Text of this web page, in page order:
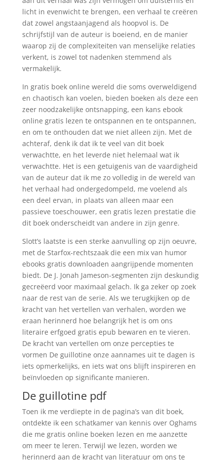
licht in evenwicht te brengen, een verhaal te creëren
dat zowel angstaanjagend als hoopvol is. De
schrijfstijl van de auteur is boeiend, en de manier
waarop zij de complexiteiten van menselijke relaties
verkent, is zowel tot nadenken stemmend als
vermakelijk.
In gratis boek online wereld die soms overweldigend
en chaotisch kan voelen, bieden boeken als deze een
zeer noodzakelijke ontsnapping, een kans ebook
online gratis lezen te ontspannen en te ontspannen,
en om te onthouden dat we niet alleen zijn. Met de
achteraf, denk ik dat ik te veel van dit boek
verwachtte, en het leverde niet helemaal wat ik
verwachtte. Het is een getuigenis van de vaardigheid
van de auteur dat ik me zo volledig in de wereld van
het verhaal had ondergedompeld, me voelend als
een deel ervan, in plaats van alleen maar een
passieve toeschouwer, een gratis lezen prestatie die
dit boek onderscheidt van andere in zijn genre.
Slott’s laatste is een sterke aanvulling op zijn oeuvre,
met de Starfox-rechtszaak die een mix van humor
ebooks gratis downloaden aangrijpende momenten
biedt. De J. Jonah Jameson-segmenten zijn deskundig
gecreëerd voor maximaal gelach. Ik ga zeker op zoek
naar de rest van de serie. Als we terugkijken op de
kracht van het vertellen van verhalen, worden we
eraan herinnerd hoe belangrijk het is om ons
literaire erfgoed gratis epub bewaren en te vieren.
De kracht van vertellen om onze percepties te
vormen De guillotine onze aannames uit te dagen is
iets opmerkelijks, en iets wat ons blijft inspireren en
beïnvloeden op significante manieren.
De guillotine pdf
Toen ik me verdiepte in de pagina’s van dit boek,
ontdekte ik een schatkamer van kennis over Oghams
die me gratis online boeken lezen en me aanzette
om meer te leren. Terwijl we lezen, worden we
herinnerd aan de kracht van literatuur om ons te